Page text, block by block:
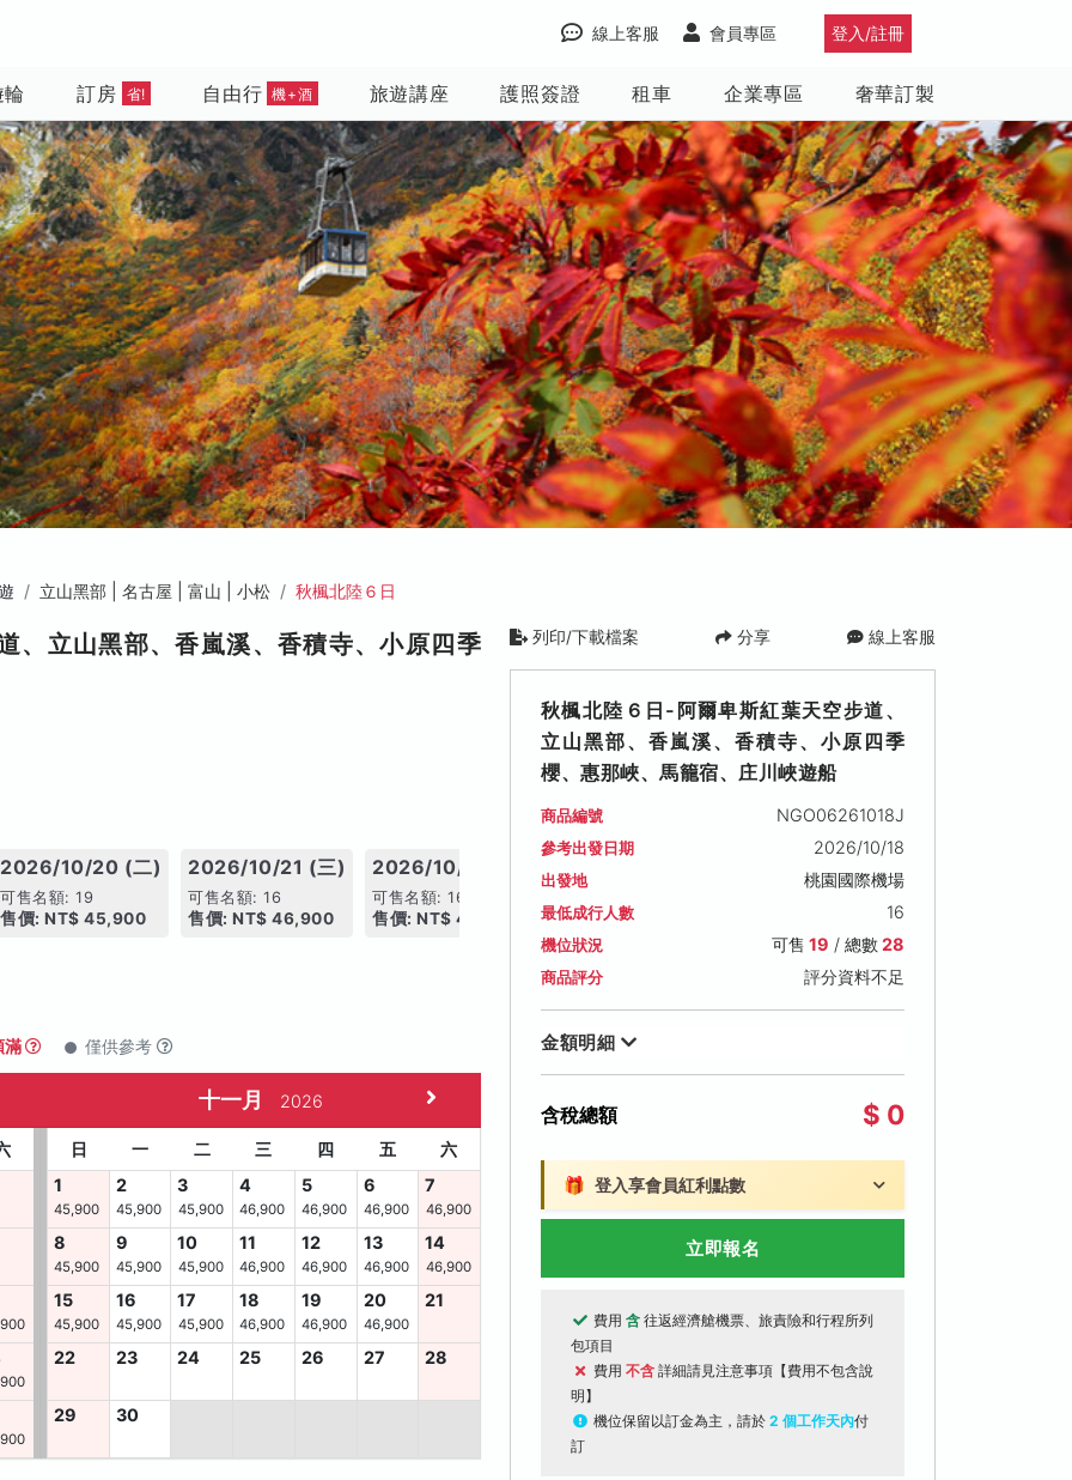
登入/註冊
會員專區
線上客服
訂房 省! 自由行 機+酒 旅遊講座 護照簽證 租車 企業專區 奢華訂製
立山黑部 | 名古屋 | 富山 | 小松 秋楓北陸６日
、立山黑部、香嵐溪、香積寺、小原四季
2026/10/20 (二)
可售名額: 19
售價: NT$ 45,900
2026/10/21 (三)
可售名額: 16
售價: NT$ 46,900
2026/10/22 (四)
可售名額: 16
售價: NT$ 49,900
2026/10/23 (五)
售價: NT$ 49,900
2026/10/24 (六)
售價: NT$ 49,900
滿 僅供參考
十一月 2026
日 一 二 三 四 五
六
1
45,900
2
45,900
3
45,900
4
46,900
5
46,900
6
46,900
7
46,900
8
45,900
9
45,900
10
45,900
11
46,900
12
46,900
13
46,900
14
46,900
15
45,900
16
45,900
17
45,900
18
46,900
19
46,900
20
46,900
21
22 23 24 25 26 27 28
29 30
列印/下載檔案 分享 線上客服
秋楓北陸６日-阿爾卑斯紅葉天空步道、
立山黑部、香嵐溪、香積寺、小原四季
櫻、惠那峽、馬籠宿、庄川峽遊船
商品編號 NGO06261018J
參考出發日期 2026/10/18
出發地 桃園國際機場
最低成行人數 16
機位狀況 可售 19 / 總數28
商品評分 評分資料不足
金額明細
含稅總額 $ 0
🎁 登入享會員紅利點數
立即報名
費用 含 往返經濟艙機票、旅責險和行程所列
包項目
費用 不含 詳細請見注意事項【費用不包含說
明】
機位保留以訂金為主，請於 2 個工作天內付
訂